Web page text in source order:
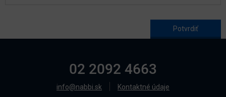
02 2092 4663
info@nabbi.sk Kontaktné údaje